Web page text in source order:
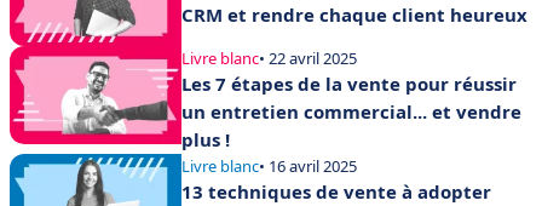
CRM et rendre chaque client heureux
Livre blanc• 22 avril 2025
Les 7 étapes de la vente pour réussir
un entretien commercial... et vendre
plus !
Livre blanc• 16 avril 2025
13 techniques de vente à adopter